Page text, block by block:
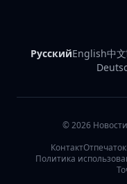
РусскийEnglish中文
©2026
КонтактОтпечаток
Политика